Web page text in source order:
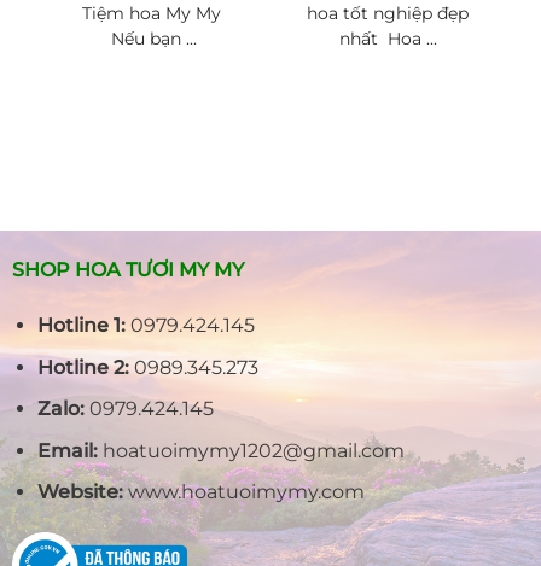
Tiệm hoa My My
Nếu bạn ...
hoa tốt nghiệp đẹp
nhất Hoa ...
SHOP HOA TƯƠI MY MY
Hotline 1:0979.424.145
Hotline 2:0989.345.273
Zalo:0979.424.145
Email:hoatuoimymy1202@gmail.com
Website:www.hoatuoimymy.com